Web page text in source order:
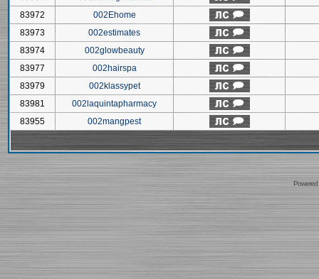
83972
002Ehome
83973
002estimates
83974
002glowbeauty
83977
002hairspa
83979
002klassypet
83981
002laquintapharmacy
83955
002mangpest